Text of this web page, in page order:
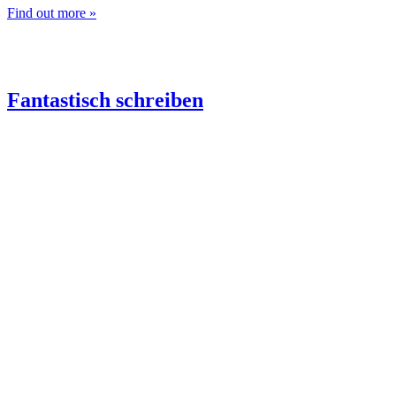
Find out more »
Fantastisch schreiben